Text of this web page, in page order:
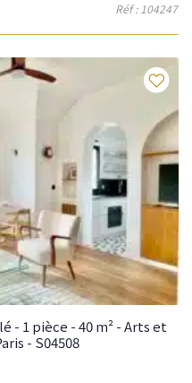
Réf : 104247
- 1 pièce - 40 m² - Arts et
- S04508